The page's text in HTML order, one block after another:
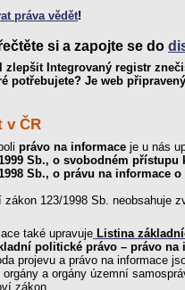
práva vědět!
si a zapojte se do
zlepšit Integrovaný registr
potřebujete? Je web
v ČR
právo na informace je u nás
Sb., o svobodném přístupu
Sb., o právu na informace
zákon 123/1998 Sb. neobsahuje
také upravuje Listina
politické právo – právo na
projevu a právo na informace
a orgány územní
zákon.